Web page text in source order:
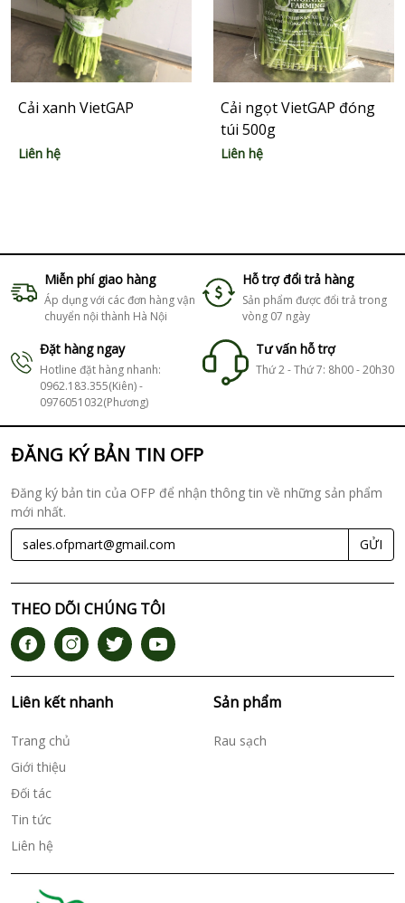
Cải xanh VietGAP
Liên hệ
Cải ngọt VietGAP đóng
túi 500g
Liên hệ
Miễn phí giao hàng
Áp dụng với các đơn hàng vận
chuyển nội thành Hà Nội
Hỗ trợ đổi trả hàng
Sản phẩm được đổi trả trong
vòng 07 ngày
Đặt hàng ngay
Hotline đặt hàng nhanh:
0962.183.355(Kiên) -
0976051032(Phương)
Tư vấn hỗ trợ
Thứ 2 - Thứ 7: 8h00 - 20h30
ĐĂNG KÝ BẢN TIN OFP
Đăng ký bản tin của OFP để nhận thông tin về những sản phẩm
mới nhất.
GỬI
THEO DÕI CHÚNG TÔI
Liên kết nhanh
Trang chủ
Giới thiệu
Đối tác
Tin tức
Liên hệ
Sản phẩm
Rau sạch